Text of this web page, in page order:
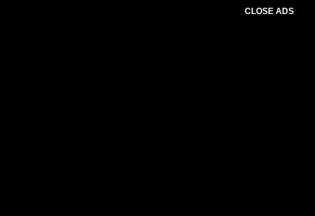
CLOSE ADS